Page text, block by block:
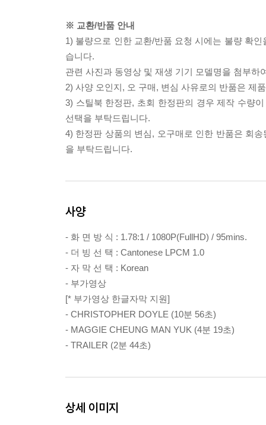
※ 교환/반품 안내
1) 불량으로 인한 교환/반품 요청 시에는 불량 확
습니다.
관련 사진과 동영상 및 재생 기기 모델명을 첨부하
2) 사양 오인지, 오 구매, 변심 사유로의 반품은 제
3) 스틸북 한정판, 초회 한정판의 경우 제작 수량
선택을 부탁드립니다.
4) 한정판 상품의 변심, 오구매로 인한 반품은 회
을 부탁드립니다.
사양
- 화 면 방 식 : 1.78:1 / 1080P(FullHD) / 95mins.
- 더 빙 선 택 : Cantonese LPCM 1.0
- 자 막 선 택 : Korean
- 부가영상
[* 부가영상 한글자막 지원]
- CHRISTOPHER DOYLE (10분 56초)
- MAGGIE CHEUNG MAN YUK (4분 19초)
- TRAILER (2분 44초)
상세 이미지